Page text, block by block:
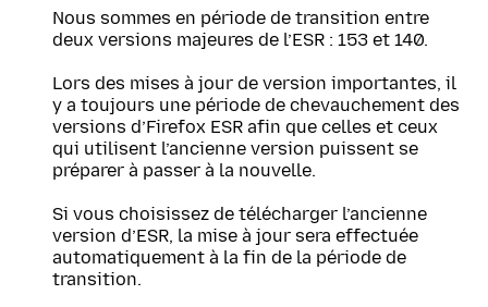
Nous sommes en période de transition entre
deux versions majeures de l’ESR : 153 et 140.
Lors des mises à jour de version importantes, il
y a toujours une période de chevauchement des
versions d’Firefox ESR afin que celles et ceux
qui utilisent l’ancienne version puissent se
préparer à passer à la nouvelle.
Si vous choisissez de télécharger l’ancienne
version d’ESR, la mise à jour sera effectuée
automatiquement à la fin de la période de
transition.